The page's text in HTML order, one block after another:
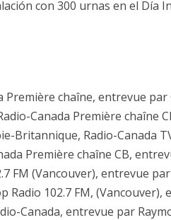
con 300 urnas en el Día
Première chaîne, entrevue
Canada Première chaîne
Britannique, Radio-Canada
Première chaîne CB,
FM (Vancouver), entrevue
Radio 102.7 FM,
Canada, entrevue par